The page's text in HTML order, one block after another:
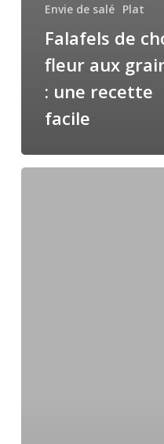
Envie de salé Plat
Falafels de
fleur aux
: une recette
facile